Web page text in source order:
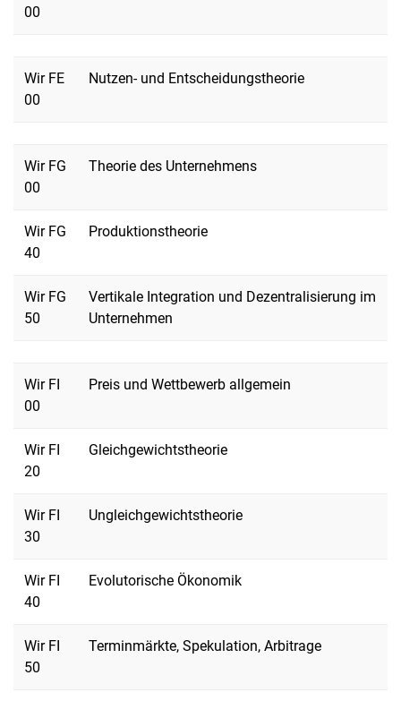
00
Wir FE
00
Nutzen- und Entscheidungstheorie
Wir FG
00
Theorie des Unternehmens
Wir FG
40
Produktionstheorie
Wir FG
50
Vertikale Integration und Dezentralisierung im
Unternehmen
Wir FI
00
Preis und Wettbewerb allgemein
Wir FI
20
Gleichgewichtstheorie
Wir FI
30
Ungleichgewichtstheorie
Wir FI
40
Evolutorische Ökonomik
Wir FI
50
Terminmärkte, Spekulation, Arbitrage